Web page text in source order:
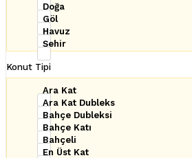
Doğa
Göl
Havuz
Şehir
Konut Tipi
Ara Kat
Ara Kat Dubleks
Bahçe Dubleksi
Bahçe Katı
Bahçeli
En Üst Kat